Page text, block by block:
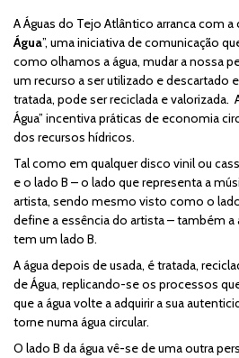
A Águas do Tejo Atlântico arranca com a
Água”, uma iniciativa de comunicação
como olhamos a água, mudar a nossa
um recurso a ser utilizado e descartado
tratada, pode ser reciclada e valorizada.
Água” incentiva práticas de economia
dos recursos hídricos.
Tal como em qualquer disco vinil ou
e o lado B – o lado que representa a
artista, sendo mesmo visto como o
define a essência do artista – também
tem um lado B.
A água depois de usada, é tratada,
de Água, replicando-se os processos
que a água volte a adquirir a sua
torne numa água circular.
O lado B da água vê-se de uma outra